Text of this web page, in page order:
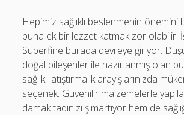
Hepimiz sağlıklı beslenmenin önemini
buna ek bir lezzet katmak zor olabilir.
Superfine burada devreye giriyor.
doğal bileşenler ile hazırlanmış olan bu
sağlıklı atıştırmalık arayışlarınızda
seçenek. Güvenilir malzemelerle
damak tadınızı şımartıyor hem de